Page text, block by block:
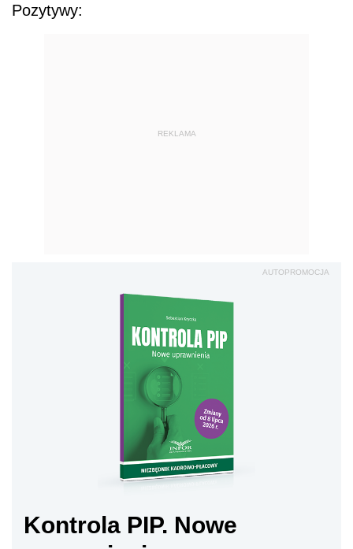
Pozytywy:
REKLAMA
AUTOPROMOCJA
Kontrola PIP. Nowe